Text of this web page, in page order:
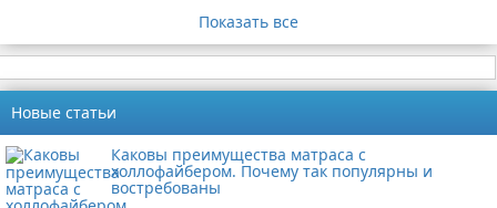
Показать все
Новые статьи
Каковы преимущества матраса с
холлофайбером. Почему так популярны и
востребованы